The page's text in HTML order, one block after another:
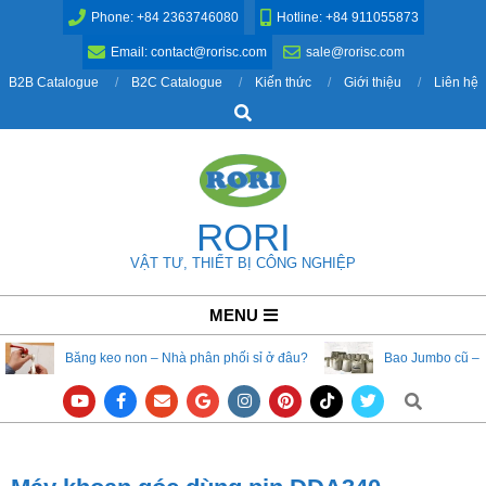
Phone: +84 2363746080 Hotline: +84 911055873
Email: contact@rorisc.com
sale@rorisc.com
B2B Catalogue
B2C Catalogue Kiến thức Giới thiệu
Liên hệ
Search
RORI
VẬT TƯ, THIẾT BỊ CÔNG NGHIỆP
Navigation
Menu
MENU
Băng keo non – Nhà phân phối sỉ ở đâu? Bao Jumbo cũ –
Search